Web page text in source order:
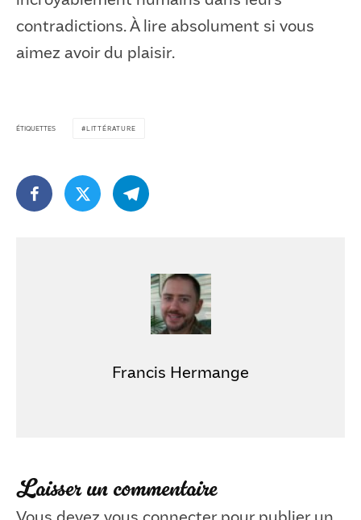
contradictions. À lire absolument si vous
aimez avoir du plaisir.
ÉTIQUETTES LITTÉRATURE
Francis Hermange
Laisser un commentaire